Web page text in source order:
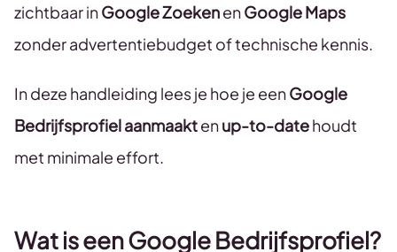
zichtbaar inGoogle ZoekenenGoogle Maps
zonder advertentiebudget of technische kennis.
In deze handleiding lees je hoe je eenGoogle
Bedrijfsprofiel aanmaaktenup-to-datehoudt
met minimale effort.
Wat is een Google Bedrijfsprofiel?